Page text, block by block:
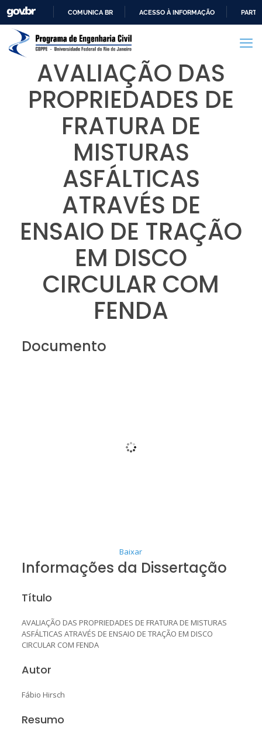
PARA
CONTEÚDO
COMUNICA BR ACESSO À INFORMAÇÃO
AVALIAÇÃO DAS
PROPRIEDADES DE
FRATURA DE
MISTURAS
ASFÁLTICAS
ATRAVÉS DE
ENSAIO DE TRAÇÃO
EM DISCO
CIRCULAR COM
FENDA
Documento
Baixar
Informações da Dissertação
Título
AVALIAÇÃO DAS PROPRIEDADES DE FRATURA DE MISTURAS
ASFÁLTICAS ATRAVÉS DE ENSAIO DE TRAÇÃO EM DISCO
CIRCULAR COM FENDA
Autor
Fábio Hirsch
Resumo